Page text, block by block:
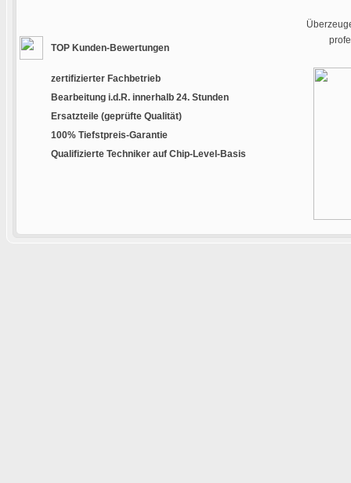
TOP Kunden-Bewertungen
zertifizierter Fachbetrieb
Bearbeitung i.d.R. innerhalb 24. Stunden
Ersatzteile (geprüfte Qualität)
100% Tiefstpreis-Garantie
Qualifizierte Techniker auf Chip-Level-Basis